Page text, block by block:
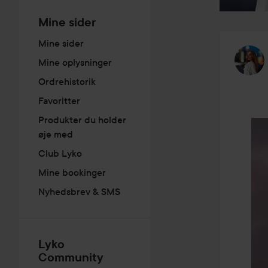
Mine sider
Mine sider
Mine oplysninger
Ordrehistorik
Favoritter
Produkter du holder
øje med
Club Lyko
Mine bookinger
Nyhedsbrev & SMS
Lyko
Community